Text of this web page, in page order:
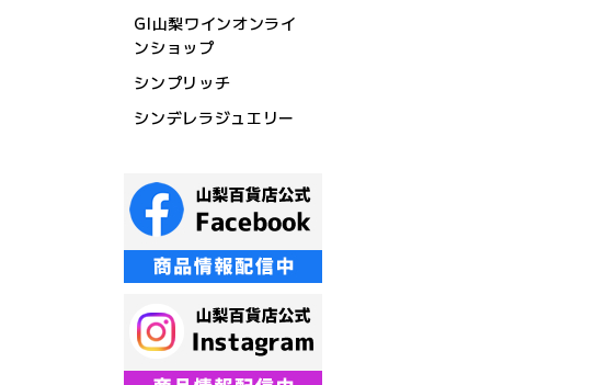
GI山梨ワインオンライ
ンショップ
シンプリッチ
シンデレラジュエリー